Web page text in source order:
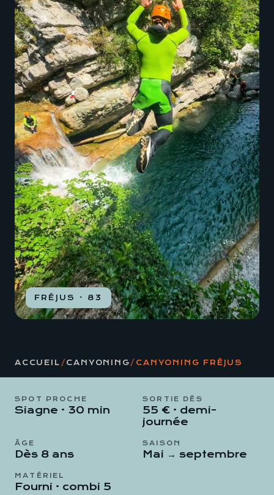
FRÉJUS · 83
ACCUEIL / CANYONING / CANYONING FRÉJUS
SPOT PROCHE
Siagne · 30 min
SORTIE DÈS
55 € · demi-
journée
ÂGE
Dès 8 ans
SAISON
Mai → septembre
MATÉRIEL
Fourni · combi 5